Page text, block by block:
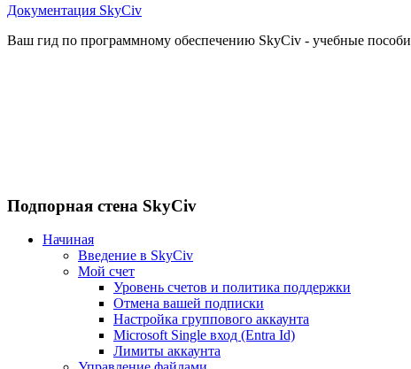
Документация SkyCiv
Ваш гид по программному обеспечению SkyCiv - учебные
Подпорная стена SkyCiv
Начиная
Введение в SkyCiv
Мой счет
Уровень счетов и политика поддержки
Отмена вашей подписки
Настройка группового аккаунта
Microsoft Single вход (Entra Id)
Лимиты аккаунта